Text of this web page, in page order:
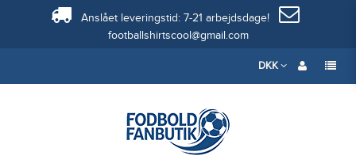
Anslået leveringstid: 7-21 arbejdsdage!
footballshirtscool@gmail.com
DKK